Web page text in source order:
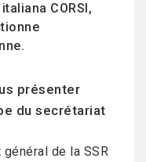
CORSI,
présenter
du secrétariat
de la SSR